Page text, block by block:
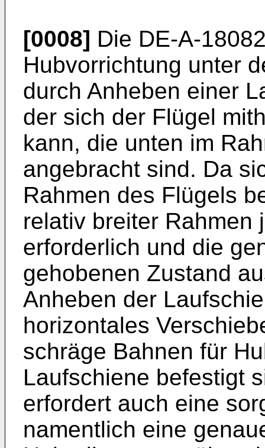
[0008] Die DE-A-
Hubvorrichtung unter
durch Anheben einer
der sich der Flügel
kann, die unten im
angebracht sind. Da
Rahmen des Flügels
relativ breiter Rahmen
erforderlich und die
gehobenen Zustand
Anheben der
horizontales
schräge Bahnen für
Laufschiene befestigt
erfordert auch eine
namentlich eine